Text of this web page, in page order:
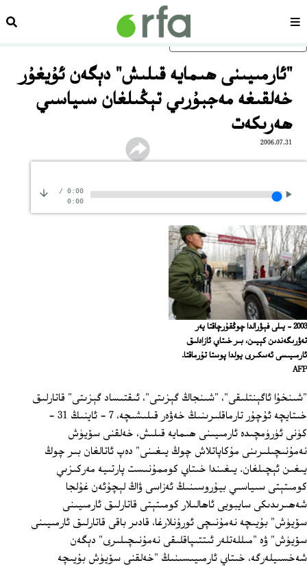
ئاساسلىق مەزمۇنغا ئاتلاڭسەھىپە
"ئارمىيىنى ھىمايە قىلىش" دېگەن ئۇيغۇر
خەلقىغە مەجبۇرىي تېڭىلغان سىياسىي
ھەرىكەت
2006.07.31
0:00
/
0:00
2003 – يىلى فېۋرالدا چوڭقۇرچاقتا يەر
تەۋرىگەندىن كېيىن، بىر خىتاي ئازادلىق
ئارمىيىسى ئەسكىرى يولدا پوستا تۇرماقتا.
AFP
"شىنخۇا ئاگېنتلىقى"، "شىنجاڭ گېزىتى"، ئىقتىساد گېزىتى" قاتارلىق
خىتايچە ئۇچۇر تارماقلىرىنىڭ خەۋەر قىلىشىچە، 7 ‏- ئاينىڭ 31 ‏-
كۈنى ئۈرۈمچىدە ئارمىيىنى ھىمايە قىلىش، خەلقنى سۆيۈش
نەمۇنىچىلىرىنى مۇكاپاتلاش چوڭ يىغىنى" دەپ ئاتالغان بىر چوڭ
يىغىن ئېچىلغان. يىغىندا خىتاي كوممۇنىست پارتىيە مەركىزىي
كومىتېتى سىياسىي بيۇروسىنىڭ ئەزاسى ۋاڭ لېچۇئەن غۇلجا
شەھىرىدىكى سايبويى ئاھالىلار كومىتېتى قاتارلىق ئارمىيىنى
سۆيۈش" بۇيىچە نەمۇنىچى ئورۇنلارغا، قادىر باقى قاتارلىق ئارمىيىنى
سۆيۈش" ۋە "مىللەتلەر ئىتتىپاقلىقى نەمۇنىچىلىرى" دېگەن
شەخسىيلەرگە، خىتاي ئارمىيىسىنىڭ "خەلقنى سۆيۈش بۇيىچە